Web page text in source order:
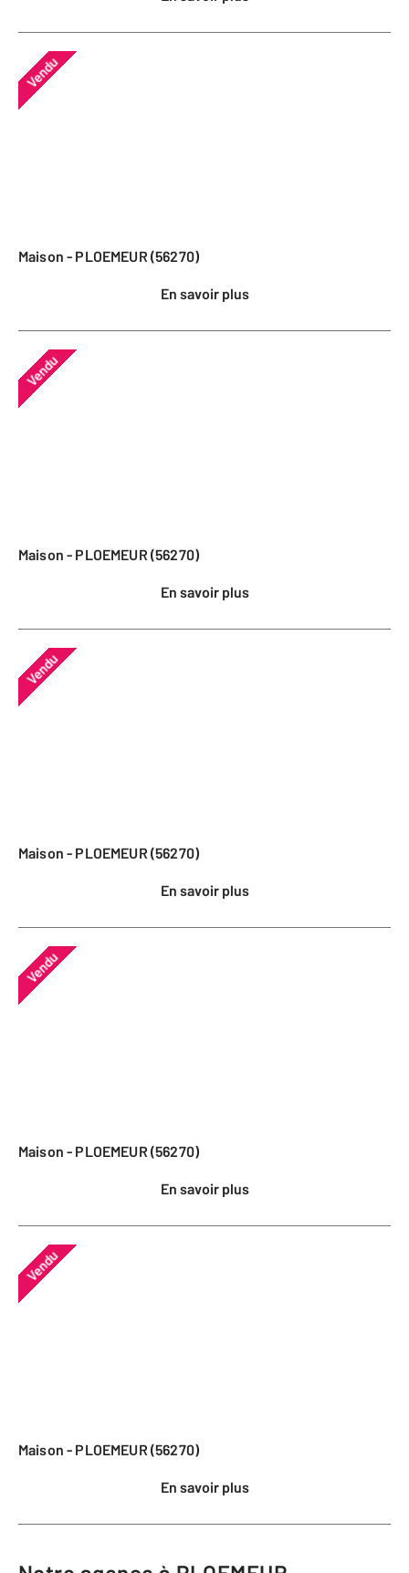
Vendu
Maison - PLOEMEUR (56270)
En savoir plus
Vendu
Maison - PLOEMEUR (56270)
En savoir plus
Vendu
Maison - PLOEMEUR (56270)
En savoir plus
Vendu
Maison - PLOEMEUR (56270)
En savoir plus
Vendu
Maison - PLOEMEUR (56270)
En savoir plus